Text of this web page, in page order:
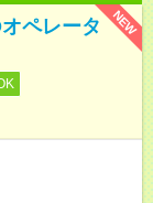
NEW
ペレータ